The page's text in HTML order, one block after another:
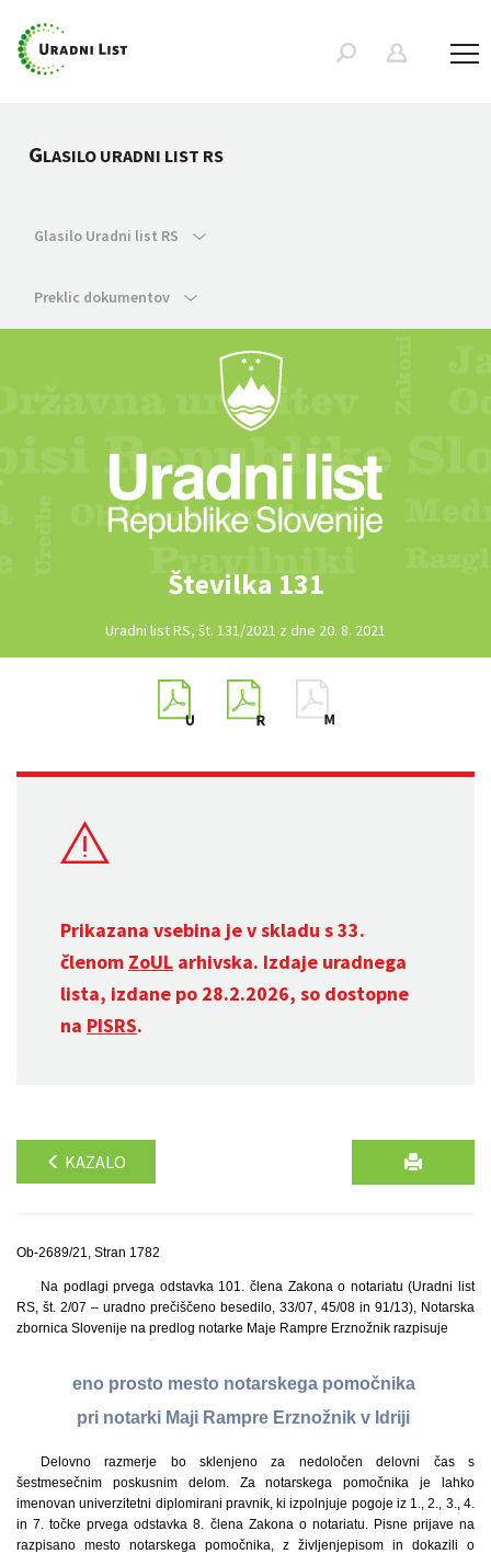
GLASILO URADNI LIST RS
Glasilo Uradni list RS
Preklic dokumentov
Številka 131
Uradni list RS, št. 131/2021 z dne 20. 8. 2021
Prikazana vsebina je v skladu s 33.
členom ZoUL arhivska. Izdaje uradnega
lista, izdane po 28.2.2026, so dostopne
na PISRS.
KAZALO
Ob-2689/21, Stran 1782
Na podlagi prvega odstavka 101. člena Zakona o notariatu (Uradni list
RS, št. 2/07 – uradno prečiščeno besedilo, 33/07, 45/08 in 91/13), Notarska
zbornica Slovenije na predlog notarke Maje Rampre Erznožnik razpisuje
eno prosto mesto notarskega pomočnika
pri notarki Maji Rampre Erznožnik v Idriji
Delovno razmerje bo sklenjeno za nedoločen delovni čas s
šestmesečnim poskusnim delom. Za notarskega pomočnika je lahko
imenovan univerzitetni diplomirani pravnik, ki izpolnjuje pogoje iz 1., 2., 3., 4.
in 7. točke prvega odstavka 8. člena Zakona o notariatu. Pisne prijave na
razpisano mesto notarskega pomočnika, z življenjepisom in dokazili o